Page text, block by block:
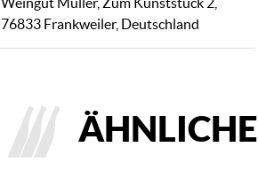
76833 Frankweiler, Deutschland
ÄHNLICHE